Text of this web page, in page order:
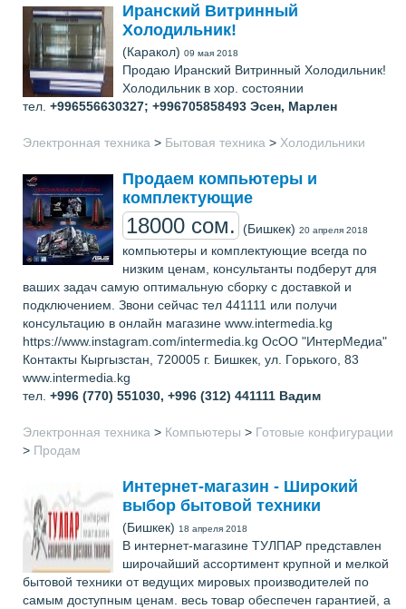
Иранский Витринный
Холодильник!
(Каракол) 09 мая 2018
Продаю Иранский Витринный Холодильник!
Холодильник в хор. состоянии
тел. +996556630327; +996705858493 Эсен, Марлен
Электронная техника > Бытовая техника > Холодильники
Продаем компьютеры и
комплектующие
18000 сом. (Бишкек) 20 апреля 2018
компьютеры и комплектующие всегда по
низким ценам, консультанты подберут для
ваших задач самую оптимальную сборку с доставкой и
подключением. Звони сейчас тел 441111 или получи
консультацию в онлайн магазине www.intermedia.kg
https://www.instagram.com/intermedia.kg ОсОО "ИнтерМедиа"
Контакты Кыргызстан, 720005 г. Бишкек, ул. Горького, 83
www.intermedia.kg
тел. +996 (770) 551030, +996 (312) 441111 Вадим
Электронная техника > Компьютеры > Готовые конфигурации
> Продам
Интернет-магазин - Широкий
выбор бытовой техники
(Бишкек) 18 апреля 2018
В интернет-магазине ТУЛПАР представлен
широчайший ассортимент крупной и мелкой
бытовой техники от ведущих мировых производителей по
самым доступным ценам. весь товар обеспечен гарантией, а